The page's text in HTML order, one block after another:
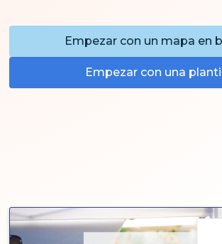
Empezar con una
Empezar con un mapa en